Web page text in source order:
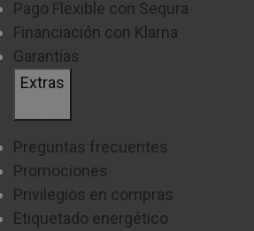
Pago Flexible con Sequra
Financiación con Klarna
Garantías
Extras
Preguntas frecuentes
Promociones
Privilegios en compras
Etiquetado energético